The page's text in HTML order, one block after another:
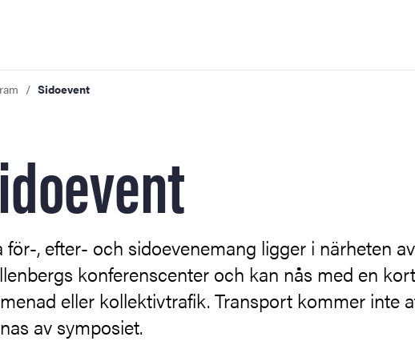
Sidoevent
för-, efter- och sidoevenemang ligger i närheten av
konferenscenter och kan nås med en kort
eller kollektivtrafik. Transport kommer inte
av symposiet.